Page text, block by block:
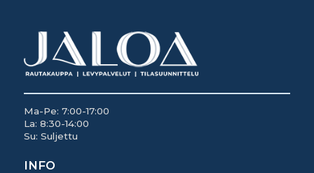
Ma-Pe: 7:00-17:00
La: 8:30-14:00
Su: Suljettu
INFO